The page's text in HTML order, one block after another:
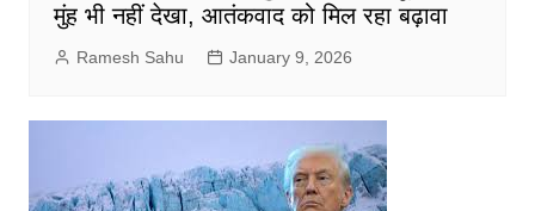
मुंह भी नहीं देखा, आतंकवाद को मिल रहा बढ़ावा
Ramesh Sahu January 9, 2026